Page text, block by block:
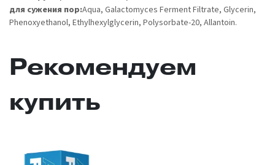
для сужения пор:Aqua, Galactomyces Ferment Filtrate, Glycerin,
Phenoxyethanol, Ethylhexylglycerin, Polysorbate-20, Allantoin.
Рекомендуем
купить